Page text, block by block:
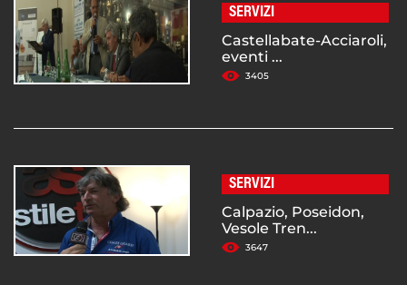
SERVIZI
Castellabate-Acciaroli,
eventi ...
3405
SERVIZI
Calpazio, Poseidon,
Vesole Tren...
3647